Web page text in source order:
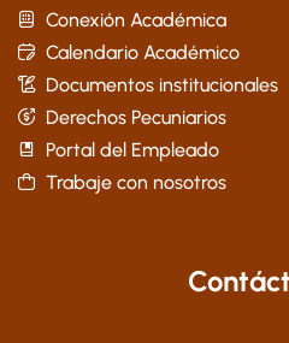
Conexión Académica
Calendario Académico
Documentos institucionales
Derechos Pecuniarios
Portal del Empleado
Trabaje con nosotros